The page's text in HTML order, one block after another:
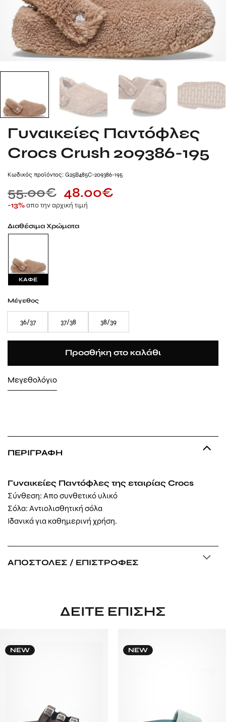
Γυναικείες Παντόφλες
Crocs Crush 209386-195
Kωδικός προϊόντος: G25B485C-209386-195
55.00€ 48.00€
-13%απο την αρχική τιμή
Διαθέσιμα Χρώματα
ΚΑΦΕ
Μέγεθος
36/37 37/38 38/39
Προσθήκη στο καλάθι
Μεγεθολόγιο
ΠΕΡΙΓΡΑΦΉ
Γυναικείες Παντόφλες της εταιρίας Crocs
Σύνθεση: Απο συνθετικό υλικό
Σόλα: Αντιολισθητική σόλα
Ιδανικά για καθημερινή χρήση.
ΑΠΟΣΤΟΛΈΣ / ΕΠΙΣΤΡΟΦΈΣ
ΔΕΊΤΕ ΕΠΊΣΗΣ
NEW NEW